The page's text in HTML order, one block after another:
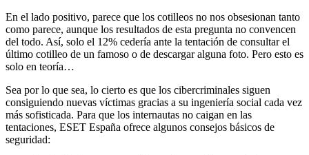
En el lado positivo, parece que los cotilleos no nos obsesionan tanto
como parece, aunque los resultados de esta pregunta no convencen
del todo. Así, solo el 12% cedería ante la tentación de consultar el
último cotilleo de un famoso o de descargar alguna foto. Pero esto es
solo en teoría…
Sea por lo que sea, lo cierto es que los cibercriminales siguen
consiguiendo nuevas víctimas gracias a su ingeniería social cada vez
más sofisticada. Para que los internautas no caigan en las
tentaciones, ESET España ofrece algunos consejos básicos de
seguridad: